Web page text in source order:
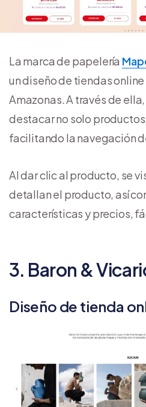
La marca de papelería
un diseño de tiendas
Amazonas. A través de
destacar no solo
facilitando la navegación
Al dar clic al producto, se
detallan el producto, así
características y precios,
3. Baron &
Diseño de tienda